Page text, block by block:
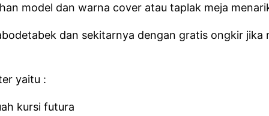
model dan warna cover atau taplak meja
dan sekitarnya dengan gratis ongkir
yaitu :
kursi futura